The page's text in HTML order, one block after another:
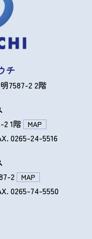
チ
7587-2 2階
2 1階
MAP
0265-24-5516
2
MAP
0265-74-5550